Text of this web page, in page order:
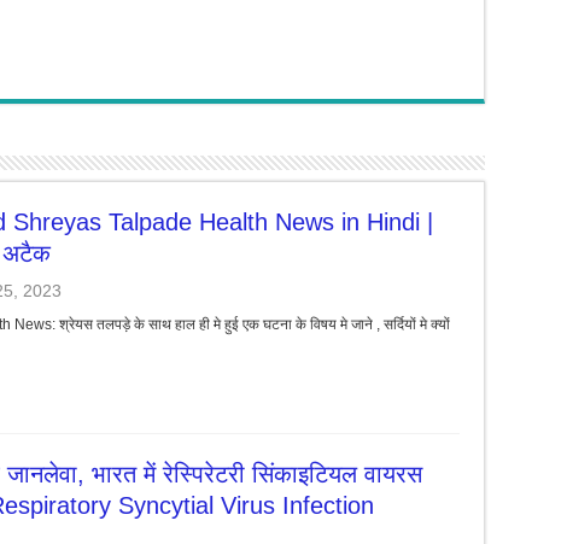
Talpade Health News in Hindi |
अटैक
2023
श्रेयस तलपड़े के साथ हाल ही मे हुई एक घटना के विषय मे जाने , सर्दियों मे क्यों
जानलेवा, भारत में रेस्पिरेटरी सिंकाइटियल वायरस
Syncytial Virus Infection